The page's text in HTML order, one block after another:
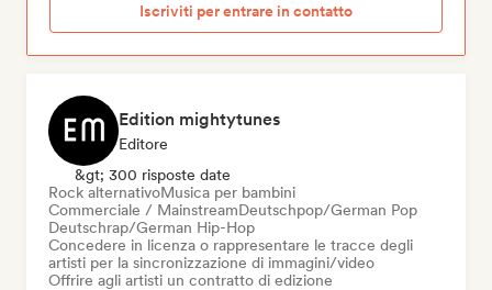
Iscriviti per entrare in contatto
Edition mightytunes
Editore
&gt; 300 risposte date
Rock alternativoMusica per bambini
Commerciale / MainstreamDeutschpop/German Pop
Deutschrap/German Hip-Hop
Concedere in licenza o rappresentare le tracce degli
artisti per la sincronizzazione di immagini/video
Offrire agli artisti un contratto di edizione